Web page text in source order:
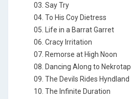
03. Say Try
04. To His Coy Dietress
05. Life in a Barrat Garret
06. Cracy Irritation
07. Remorse at High Noon
08. Dancing Along to
09. The Devils Rides Hyndland
10. The Infinite Duration